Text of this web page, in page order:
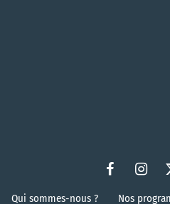
Qui sommes-nous ? Nos